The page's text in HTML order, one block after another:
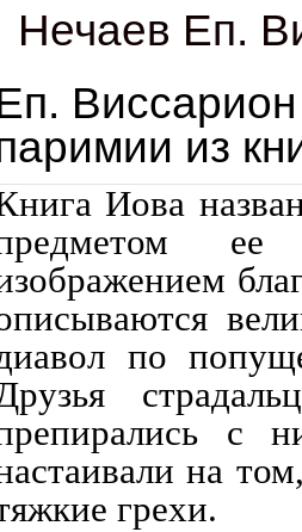
Нечаев Еп.
из
Иова
ее
по
с
на
грехи.